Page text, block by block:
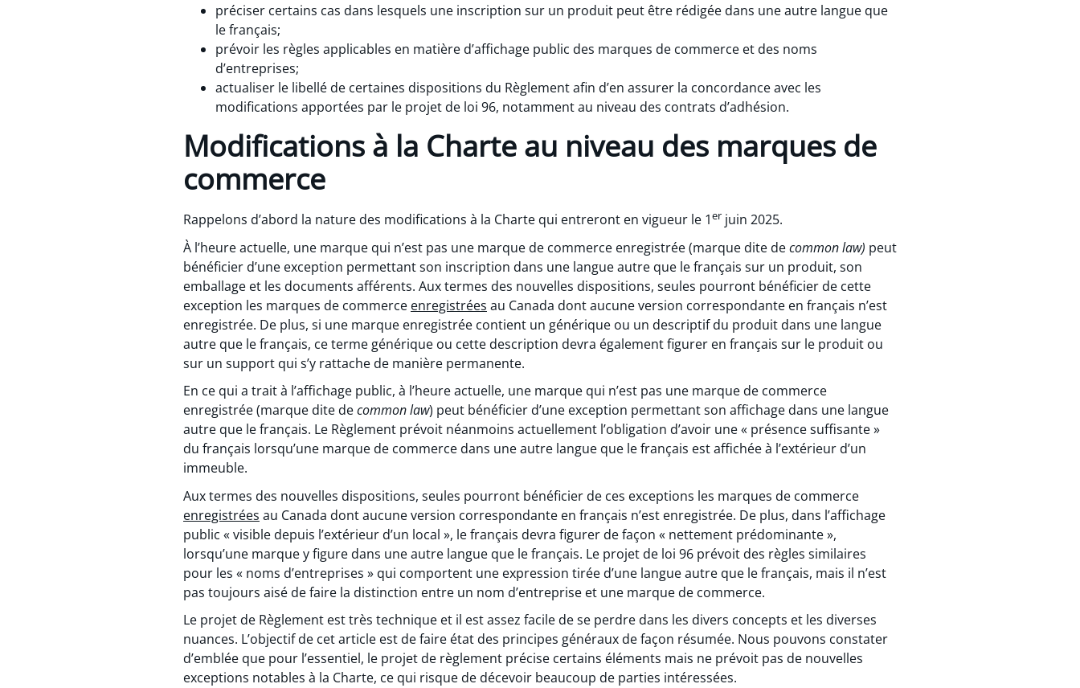
préciser certains cas dans lesquels une inscription sur un produit peut être rédigée dans une autre langue que
le français;
prévoir les règles applicables en matière d’affichage public des marques de commerce et des noms
d’entreprises;
actualiser le libellé de certaines dispositions du Règlement afin d’en assurer la concordance avec les
modifications apportées par le projet de loi 96, notamment au niveau des contrats d’adhésion.
Modifications à la Charte au niveau des marques de
commerce
Rappelons d’abord la nature des modifications à la Charte qui entreront en vigueur le 1er juin 2025.
À l’heure actuelle, une marque qui n’est pas une marque de commerce enregistrée (marque dite decommon law) peut
bénéficier d’une exception permettant son inscription dans une langue autre que le français sur un produit, son
emballage et les documents afférents. Aux termes des nouvelles dispositions, seules pourront bénéficier de cette
exception les marques de commerce enregistrées au Canada dont aucune version correspondante en français n’est
enregistrée. De plus, si une marque enregistrée contient un générique ou un descriptif du produit dans une langue
autre que le français, ce terme générique ou cette description devra également figurer en français sur le produit ou
sur un support qui s’y rattache de manière permanente.
En ce qui a trait à l’affichage public, à l’heure actuelle, une marque qui n’est pas une marque de commerce
enregistrée (marque dite decommon law) peut bénéficier d’une exception permettant son affichage dans une langue
autre que le français. Le Règlement prévoit néanmoins actuellement l’obligation d’avoir une « présence suffisante »
du français lorsqu’une marque de commerce dans une autre langue que le français est affichée à l’extérieur d’un
immeuble.
Aux termes des nouvelles dispositions, seules pourront bénéficier de ces exceptions les marques de commerce
enregistrées au Canada dont aucune version correspondante en français n’est enregistrée. De plus, dans l’affichage
public « visible depuis l’extérieur d’un local », le français devra figurer de façon « nettement prédominante »,
lorsqu’une marque y figure dans une autre langue que le français. Le projet de loi 96 prévoit des règles similaires
pour les « noms d’entreprises » qui comportent une expression tirée d’une langue autre que le français, mais il n’est
pas toujours aisé de faire la distinction entre un nom d’entreprise et une marque de commerce.
Le projet de Règlement est très technique et il est assez facile de se perdre dans les divers concepts et les diverses
nuances. L’objectif de cet article est de faire état des principes généraux de façon résumée. Nous pouvons constater
d’emblée que pour l’essentiel, le projet de règlement précise certains éléments mais ne prévoit pas de nouvelles
exceptions notables à la Charte, ce qui risque de décevoir beaucoup de parties intéressées.